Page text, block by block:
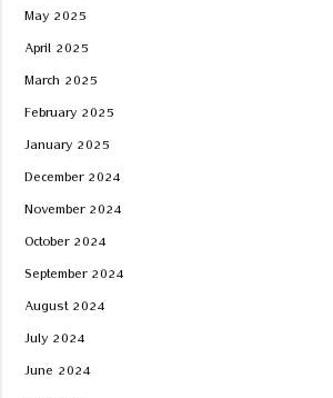
May 2025
April 2025
March 2025
February 2025
January 2025
December 2024
November 2024
October 2024
September 2024
August 2024
July 2024
June 2024